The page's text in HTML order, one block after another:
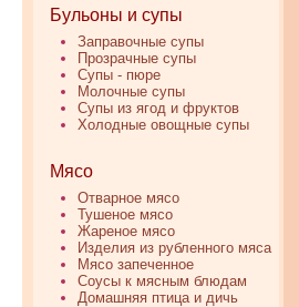
Бульоны и супы
Заправочные супы
Прозрачные супы
Супы - пюре
Молочные супы
Супы из ягод и фруктов
Холодные овощные супы
Мясо
Отварное мясо
Тушеное мясо
Жареное мясо
Изделия из рубленного мяса
Мясо запеченное
Соусы к мясным блюдам
Домашняя птица и дичь